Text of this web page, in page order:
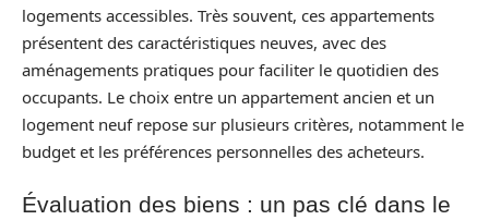
logements accessibles. Très souvent, ces appartements
présentent des caractéristiques neuves, avec des
aménagements pratiques pour faciliter le quotidien des
occupants. Le choix entre un appartement ancien et un
logement neuf repose sur plusieurs critères, notamment le
budget et les préférences personnelles des acheteurs.
Évaluation des biens : un pas clé dans le